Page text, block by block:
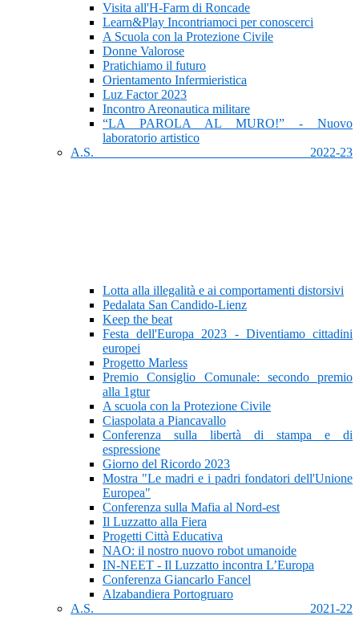
Visita all'H-Farm di Roncade
Learn&Play Incontriamoci per conoscerci
A Scuola con la Protezione Civile
Donne Valorose
Pratichiamo il futuro
Orientamento Infermieristica
Luz Factor 2023
Incontro Areonautica militare
“LA PAROLA AL MURO!” - Nuovo
laboratorio artistico
A.S. 2022-23
Lotta alla illegalità e ai comportamenti distorsivi
Pedalata San Candido-Lienz
Keep the beat
Festa dell'Europa 2023 - Diventiamo cittadini
europei
Progetto Marless
Premio Consiglio Comunale: secondo premio
alla 1gtur
A scuola con la Protezione Civile
Ciaspolata a Piancavallo
Conferenza sulla libertà di stampa e di
espressione
Giorno del Ricordo 2023
Mostra "Le madri e i padri fondatori dell'Unione
Europea"
Conferenza sulla Mafia al Nord-est
Il Luzzatto alla Fiera
Progetti Città Educativa
NAO: il nostro nuovo robot umanoide
IN-NEET - Il Luzzatto incontra L’Europa
Conferenza Giancarlo Fancel
Alzabandiera Portogruaro
A.S. 2021-22